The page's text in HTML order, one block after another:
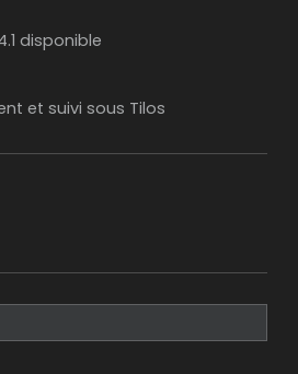
disponible
et suivi sous Tilos